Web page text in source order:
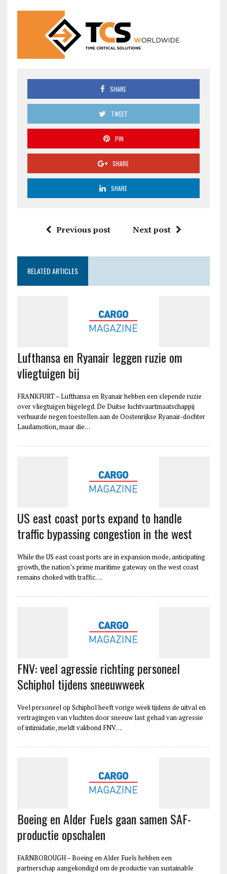
SHARE
TWEET
PIN
SHARE
SHARE
Previous post Next post
RELATED ARTICLES
Lufthansa en Ryanair leggen ruzie om
vliegtuigen bij
FRANKFURT – Lufthansa en Ryanair hebben een slepende ruzie
over vliegtuigen bijgelegd. De Duitse luchtvaartmaatschappij
verhuurde negen toestellen aan de Oostenrijkse Ryanair-dochter
Laudamotion, maar die…
US east coast ports expand to handle
traffic bypassing congestion in the west
While the US east coast ports are in expansion mode, anticipating
growth, the nation’s prime maritime gateway on the west coast
remains choked with traffic….
FNV: veel agressie richting personeel
Schiphol tijdens sneeuwweek
Veel personeel op Schiphol heeft vorige week tijdens de uitval en
vertragingen van vluchten door sneeuw last gehad van agressie
of intimidatie, meldt vakbond FNV….
Boeing en Alder Fuels gaan samen SAF-
productie opschalen
FARNBOROUGH – Boeing en Alder Fuels hebben een
partnerschap aangekondigd om de productie van sustainable